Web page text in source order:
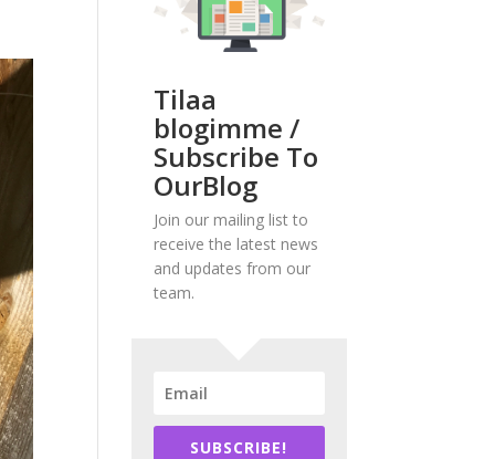
Tilaa
blogimme /
Subscribe To
OurBlog
Join our mailing list to
receive the latest news
and updates from our
team.
SUBSCRIBE!